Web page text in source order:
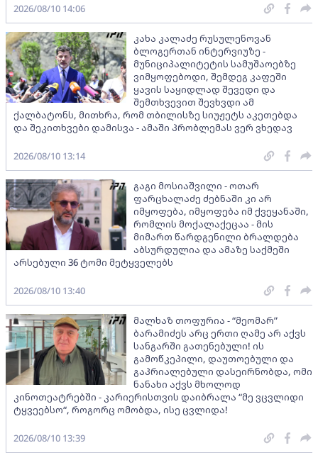
2026/08/10 14:06
კახა კალაძე რუსულენოვან
ბლოგერთან ინტერვიუზე -
მუნიციპალიტეტის სამუშაოებზე
ვიმყოფებოდი, შემდეგ კაფეში
ყავის საყიდლად შევედი და
შემთხვევით შევხვდი ამ
ქალბატონს, მითხრა, რომ თბილისზე სიუჟეტს აკეთებდა
და შეკითხვები დამისვა - ამაში პრობლემას ვერ ვხედავ
2026/08/10 13:14
გაგი მოსიაშვილი - ოთარ
ფარცხალაძე ძებნაში კი არ
იმყოფება, იმყოფება იმ ქვეყანაში,
რომლის მოქალაქეცაა - მის
მიმართ წარდგენილი ბრალდება
აბსურდულია და ამაზე საქმეში
არსებული 36 ტომი მეტყველებს
2026/08/10 13:40
მალხაზ თოფურია - “მეომარ”
ბარამიძეს არც ერთი ღამე არ აქვს
სანგარში გათენებული! ის
გამოწკეპილი, დაუთოებული და
გაპრიალებული დასეირნობდა, ომი
ნანახი აქვს მხოლოდ
კინოთეატრებში - კარიერისთვის დაიბრალა “მე ვცვლიდი
ტყვეებსო“, როგორც ომობდა, ისე ცვლიდა!
2026/08/10 13:39